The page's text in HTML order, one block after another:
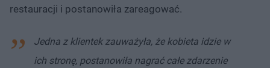
restauracji i postanowiła zareagować.
Jedna z klientek zauważyła, że kobieta idzie w
ich stronę, postanowiła nagrać całe zdarzenie